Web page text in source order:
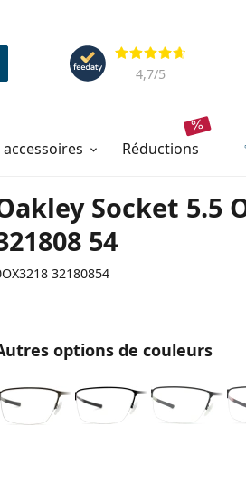
Évaluation
4,7/5
réductions
Socket 5.5
54
32180854
options de couleurs